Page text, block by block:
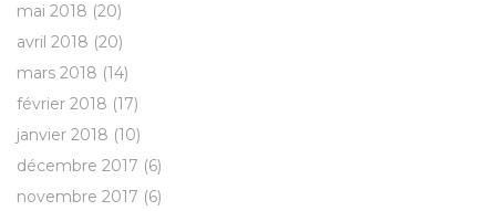
mai 2018 (20)
avril 2018 (20)
mars 2018 (14)
février 2018 (17)
janvier 2018 (10)
décembre 2017 (6)
novembre 2017 (6)